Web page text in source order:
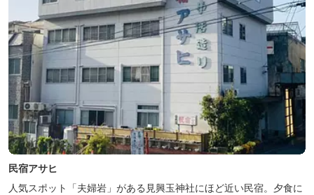
民宿アサヒ
人気スポット「夫婦岩」がある見興玉神社にほど近い民宿。夕食に